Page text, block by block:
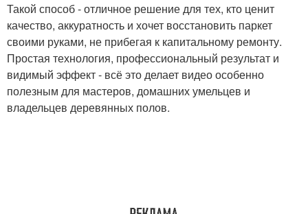
Такой способ - отличное решение для тех, кто ценит
качество, аккуратность и хочет восстановить паркет
своими руками, не прибегая к капитальному ремонту.
Простая технология, профессиональный результат и
видимый эффект - всё это делает видео особенно
полезным для мастеров, домашних умельцев и
владельцев деревянных полов.